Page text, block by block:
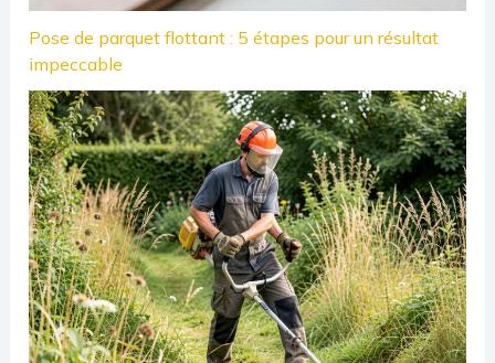
Pose de parquet flottant : 5 étapes pour un résultat
impeccable